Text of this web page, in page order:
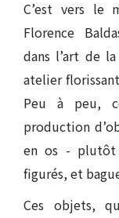
C’est vers le
Florence
dans l’art de
atelier
Peu à peu,
production
en os - plutôt
figurés, et
Ces objets,